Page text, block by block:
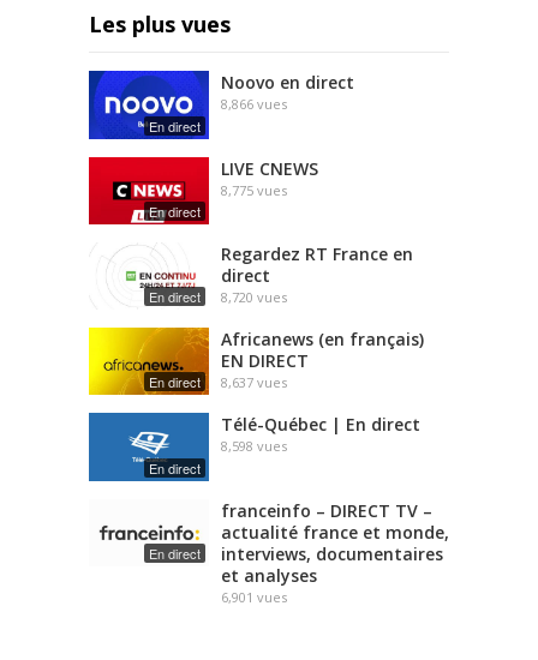
Les plus vues
En direct
Noovo en direct
8,866 vues
En direct
LIVE CNEWS
8,775 vues
En direct
Regardez RT France en
direct
8,720 vues
En direct
Africanews (en français)
EN DIRECT
8,637 vues
En direct
Télé-Québec | En direct
8,598 vues
En direct
franceinfo – DIRECT TV –
actualité france et monde,
interviews, documentaires
et analyses
6,901 vues